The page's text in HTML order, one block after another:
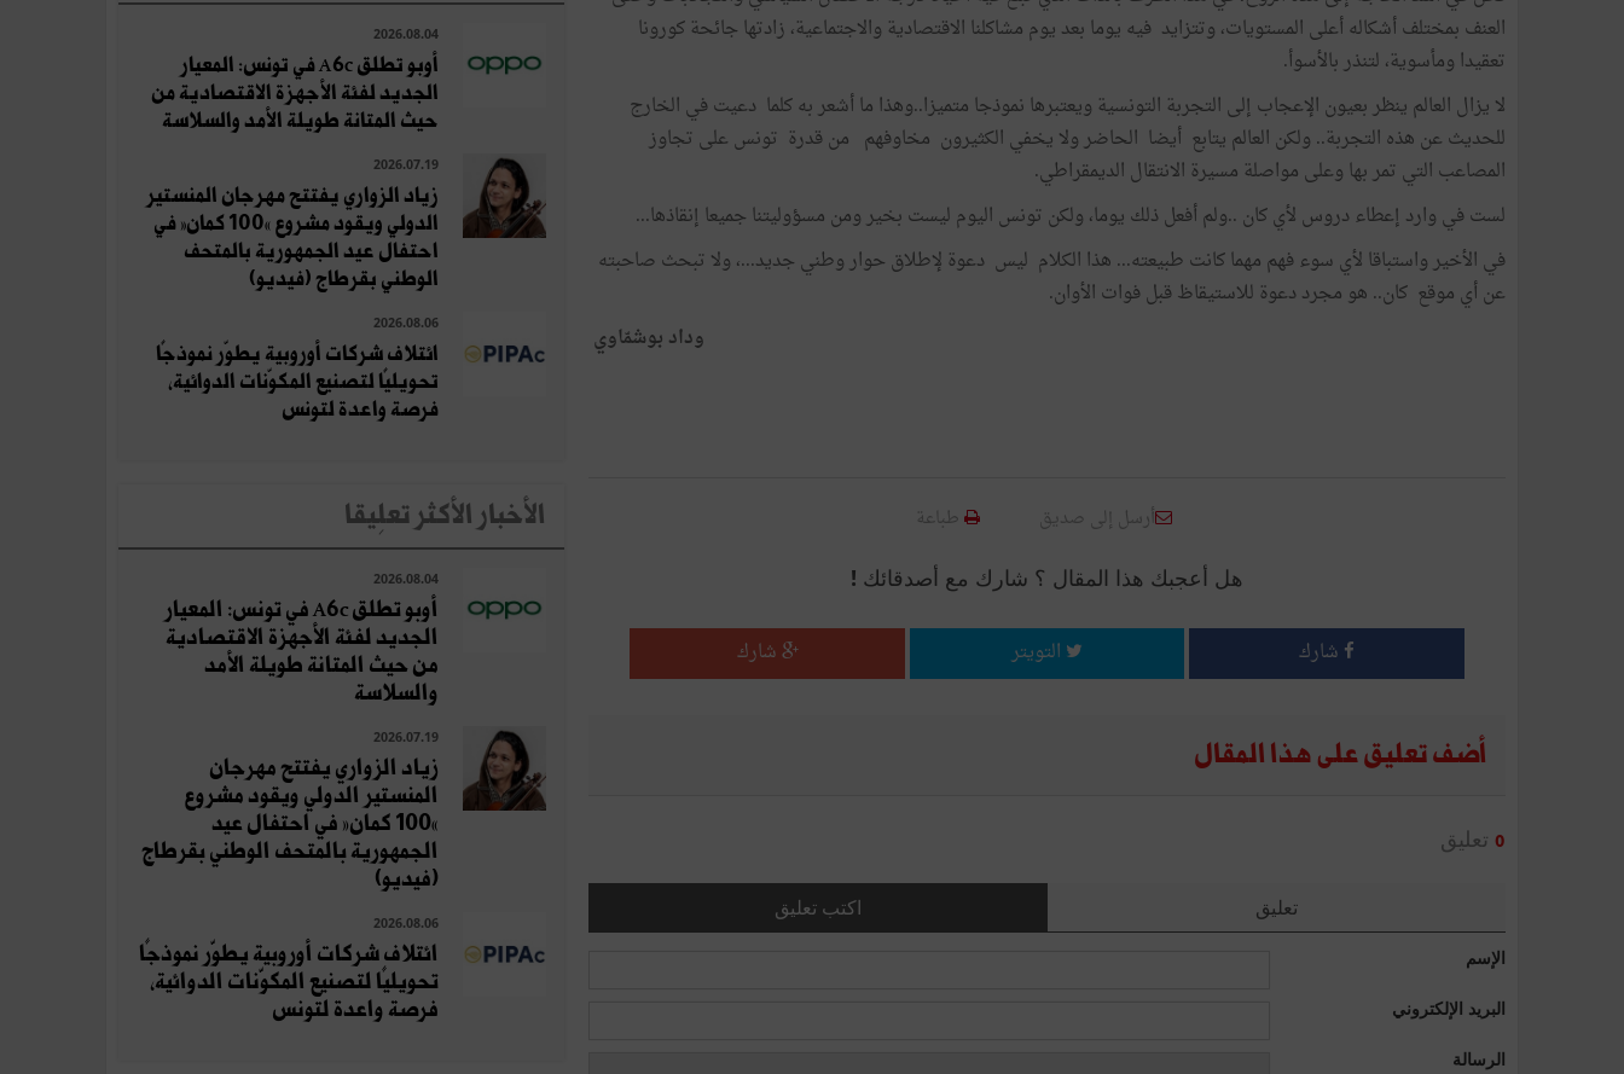
العنف بمختلف أشكاله أعلى المستويات، وتتزايد فيه يوما بعد يوم مشاكلنا الاقتصادية والاجتماعية، زادتها جائحة كورونا
تعقيدا ومأسوية، لتنذر بالأسوأ.
لا يزال العالم ينظر بعيون الإعجاب إلى التجربة التونسية ويعتبرها نموذجا متميزا..وهذا ما أشعر به كلما دعيت في الخارج
للحديث عن هذه التجربة.. ولكن العالم يتابع أيضا الحاضر ولا يخفي الكثيرون مخاوفهم من قدرة تونس على تجاوز
المصاعب التي تمر بها وعلى مواصلة مسيرة الانتقال الديمقراطي.
لست في وارد إعطاء دروس لأي كان ..ولم أفعل ذلك يوما، ولكن تونس اليوم ليست بخير ومن مسؤوليتنا جميعا إنقاذها...
في الأخير واستباقا لأي سوء فهم مهما كانت طبيعته... هذا الكلام ليس دعوة لإطلاق حوار وطني جديد...، ولا تبحث صاحبته
عن أي موقع كان.. هو مجرد دعوة للاستيقاظ قبل فوات الأوان.
وداد بوشمّاوي
أرسل إلى صديق طباعة
هل أعجبك هذا المقال ؟ شارك مع أصدقائك !
شارك التويتر شارك
أضف تعليق على هذا المقال
0 تعليق
اكتب تعليق تعليق
الإسم
البريد الإلكتروني
الرسالة
2026.08.04
أوبو تطلق A6c في تونس: المعيار
الجديد لفئة الأجهزة الاقتصادية من
حيث المتانة طويلة الأمد والسلاسة
2026.07.19
زياد الزواري يفتتح مهرجان المنستير
الدولي ويقود مشروع «100 كمان» في
احتفال عيد الجمهورية بالمتحف
الوطني بقرطاج (فيديو)
2026.08.06
ائتلاف شركات أوروبية يطوّر نموذجًا
تحويليًا لتصنيع المكوّنات الدوائية،
فرصة واعدة لتونس
الأخبار الأكثر تعلِيقا
2026.08.04
أوبو تطلق A6c في تونس: المعيار
الجديد لفئة الأجهزة الاقتصادية
من حيث المتانة طويلة الأمد
والسلاسة
2026.07.19
زياد الزواري يفتتح مهرجان
المنستير الدولي ويقود مشروع
«100 كمان» في احتفال عيد
الجمهورية بالمتحف الوطني بقرطاج
(فيديو)
2026.08.06
ائتلاف شركات أوروبية يطوّر نموذجًا
تحويليًا لتصنيع المكوّنات الدوائية،
فرصة واعدة لتونس